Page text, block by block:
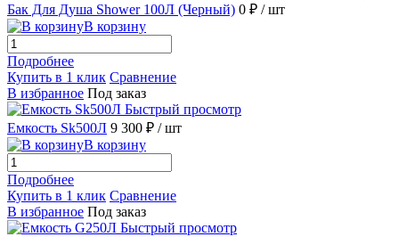
Бак Для Душа Shower 100Л (Черный) 0 ₽ / шт
В корзину
Подробнее
Купить в 1 клик Сравнение
В избранное Под заказ
Быстрый просмотр
Емкость Sk500Л 9 300 ₽ / шт
В корзину
Подробнее
Купить в 1 клик Сравнение
В избранное Под заказ
Быстрый просмотр